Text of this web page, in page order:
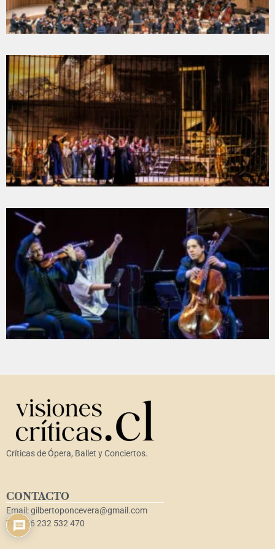
Críticas de Ópera, Ballet y Conciertos.
CONTACTO
Email: gilbertoponcevera@gmail.com
Tel: +56 232 532 470